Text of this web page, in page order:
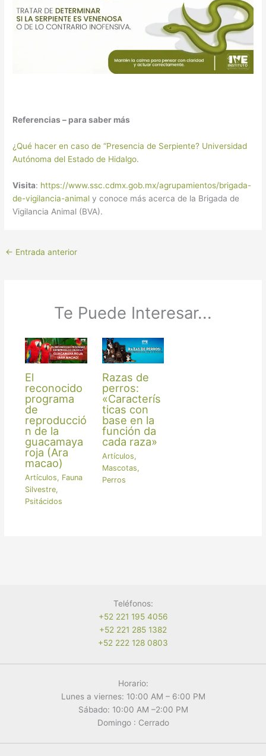
Referencias – para saber más
¿Qué hacer en caso de “Presencia de Serpiente? Universidad
Autónoma del Estado de Hidalgo.
Visita: https://www.ssc.cdmx.gob.mx/agrupamientos/brigada-
de-vigilancia-animal y conoce más acerca de la Brigada de
Vigilancia Animal (BVA).
← Entrada anterior
Te Puede Interesar...
El
reconocido
programa
de
reproducció
n de la
guacamaya
roja (Ara
macao)
Artículos, Fauna
Silvestre,
Psitácidos
Razas de
perros:
«Caracterís
ticas con
base en la
función da
cada raza»
Artículos,
Mascotas,
Perros
Teléfonos:
+52 221 195 4056
+52 221 285 1382
+52 222 128 0803
Horario:
Lunes a viernes: 10:00 AM – 6:00 PM
Sábado: 10:00 AM –2:00 PM
Domingo : Cerrado